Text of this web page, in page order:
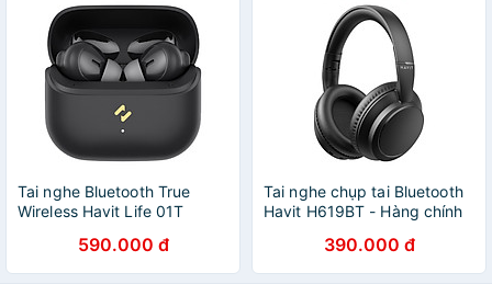
Tai nghe Bluetooth True
Wireless Havit Life 01T
590.000 đ
Tai nghe chụp tai Bluetooth
Havit H619BT - Hàng chính
390.000 đ